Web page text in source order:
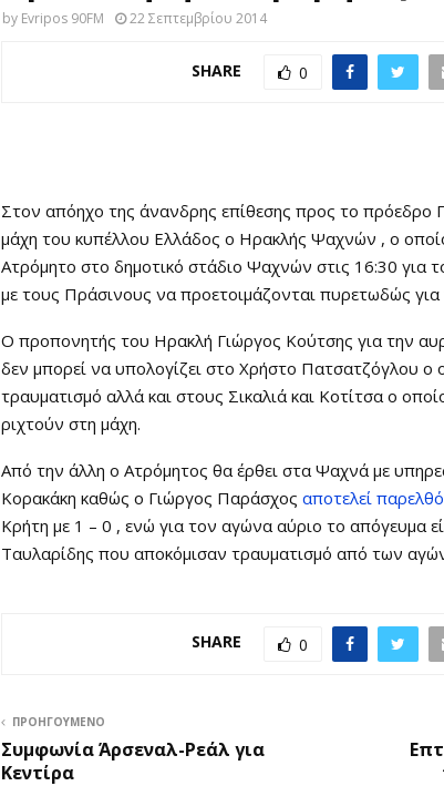
by Evripos 90FM 22 Σεπτεμβρίου 2014
SHARE 0
Στον απόηχο της άνανδρης επίθεσης προς το πρόεδρο
μάχη του κυπέλλου Ελλάδος ο Ηρακλής Ψαχνών , ο
Ατρόμητο στο δημοτικό στάδιο Ψαχνών στις 16:30 για
με τους Πράσινους να προετοιμάζονται πυρετωδώς για
Ο προπονητής του Ηρακλή Γιώργος Κούτσης για την
δεν μπορεί να υπολογίζει στο Χρήστο Πατσατζόγλου ο
τραυματισμό αλλά και στους Σικαλιά και Κοτίτσα ο
ριχτούν στη μάχη.
Από την άλλη ο Ατρόμητος θα έρθει στα Ψαχνά με
Κορακάκη καθώς ο Γιώργος Παράσχος αποτελεί
Κρήτη με 1 – 0 , ενώ για τον αγώνα αύριο το απόγευμα
Ταυλαρίδης που αποκόμισαν τραυματισμό από των
SHARE 0
ΠΡΟΗΓΟΎΜΕΝΟ
Συμφωνία Άρσεναλ-Ρεάλ για
Κεντίρα